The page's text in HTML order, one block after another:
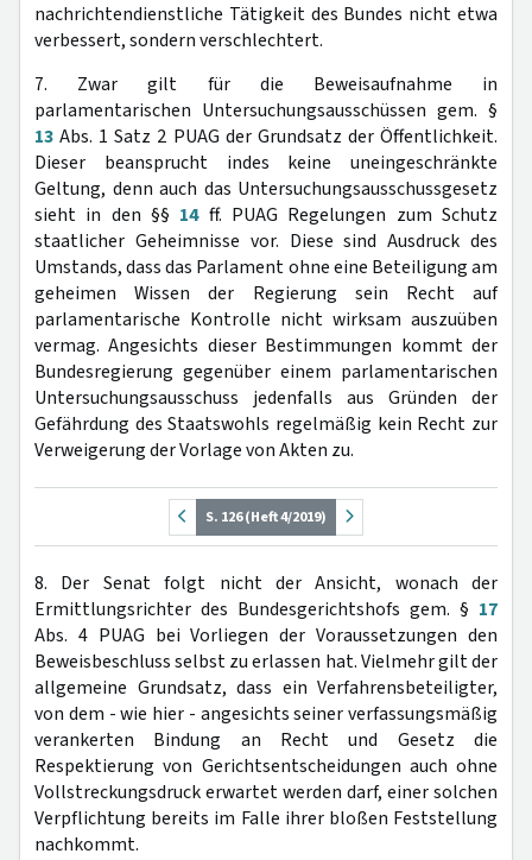
nachrichtendienstliche Tätigkeit des Bundes nicht etwa
verbessert, sondern verschlechtert.
7. Zwar gilt für die Beweisaufnahme in
parlamentarischen Untersuchungsausschüssen gem. §
13 Abs. 1 Satz 2 PUAG der Grundsatz der Öffentlichkeit.
Dieser beansprucht indes keine uneingeschränkte
Geltung, denn auch das Untersuchungsausschussgesetz
sieht in den §§ 14ff. PUAG Regelungen zum Schutz
staatlicher Geheimnisse vor. Diese sind Ausdruck des
Umstands, dass das Parlament ohne eine Beteiligung am
geheimen Wissen der Regierung sein Recht auf
parlamentarische Kontrolle nicht wirksam auszuüben
vermag. Angesichts dieser Bestimmungen kommt der
Bundesregierung gegenüber einem parlamentarischen
Untersuchungsausschuss jedenfalls aus Gründen der
Gefährdung des Staatswohls regelmäßig kein Recht zur
Verweigerung der Vorlage von Akten zu.
S. 126 (Heft 4/2019)
8. Der Senat folgt nicht der Ansicht, wonach der
Ermittlungsrichter des Bundesgerichtshofs gem. § 17
Abs. 4 PUAG bei Vorliegen der Voraussetzungen den
Beweisbeschluss selbst zu erlassen hat. Vielmehr gilt der
allgemeine Grundsatz, dass ein Verfahrensbeteiligter,
von dem - wie hier - angesichts seiner verfassungsmäßig
verankerten Bindung an Recht und Gesetz die
Respektierung von Gerichtsentscheidungen auch ohne
Vollstreckungsdruck erwartet werden darf, einer solchen
Verpflichtung bereits im Falle ihrer bloßen Feststellung
nachkommt.